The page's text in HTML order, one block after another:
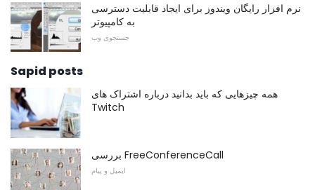
نرم افزار رایگان ویندوز برای ایجاد قابلیت دسترسی
به کامپیوتر
جستجوی وب
Sapid posts
همه چیزهایی که باید بدانید درباره اشتراک های
Twitch
بررسی FreeConferenceCall
ایمیل و پیام